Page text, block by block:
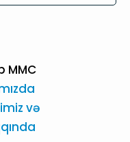
MMC
və